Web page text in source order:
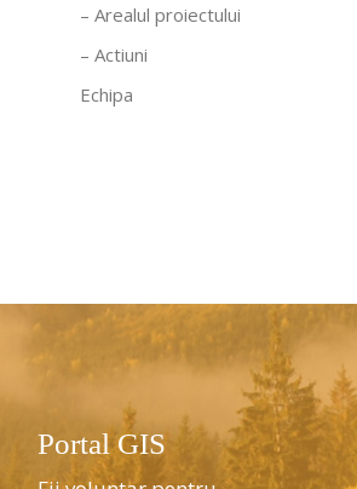
– Arealul proiectului
– Actiuni
Echipa
Portal GIS